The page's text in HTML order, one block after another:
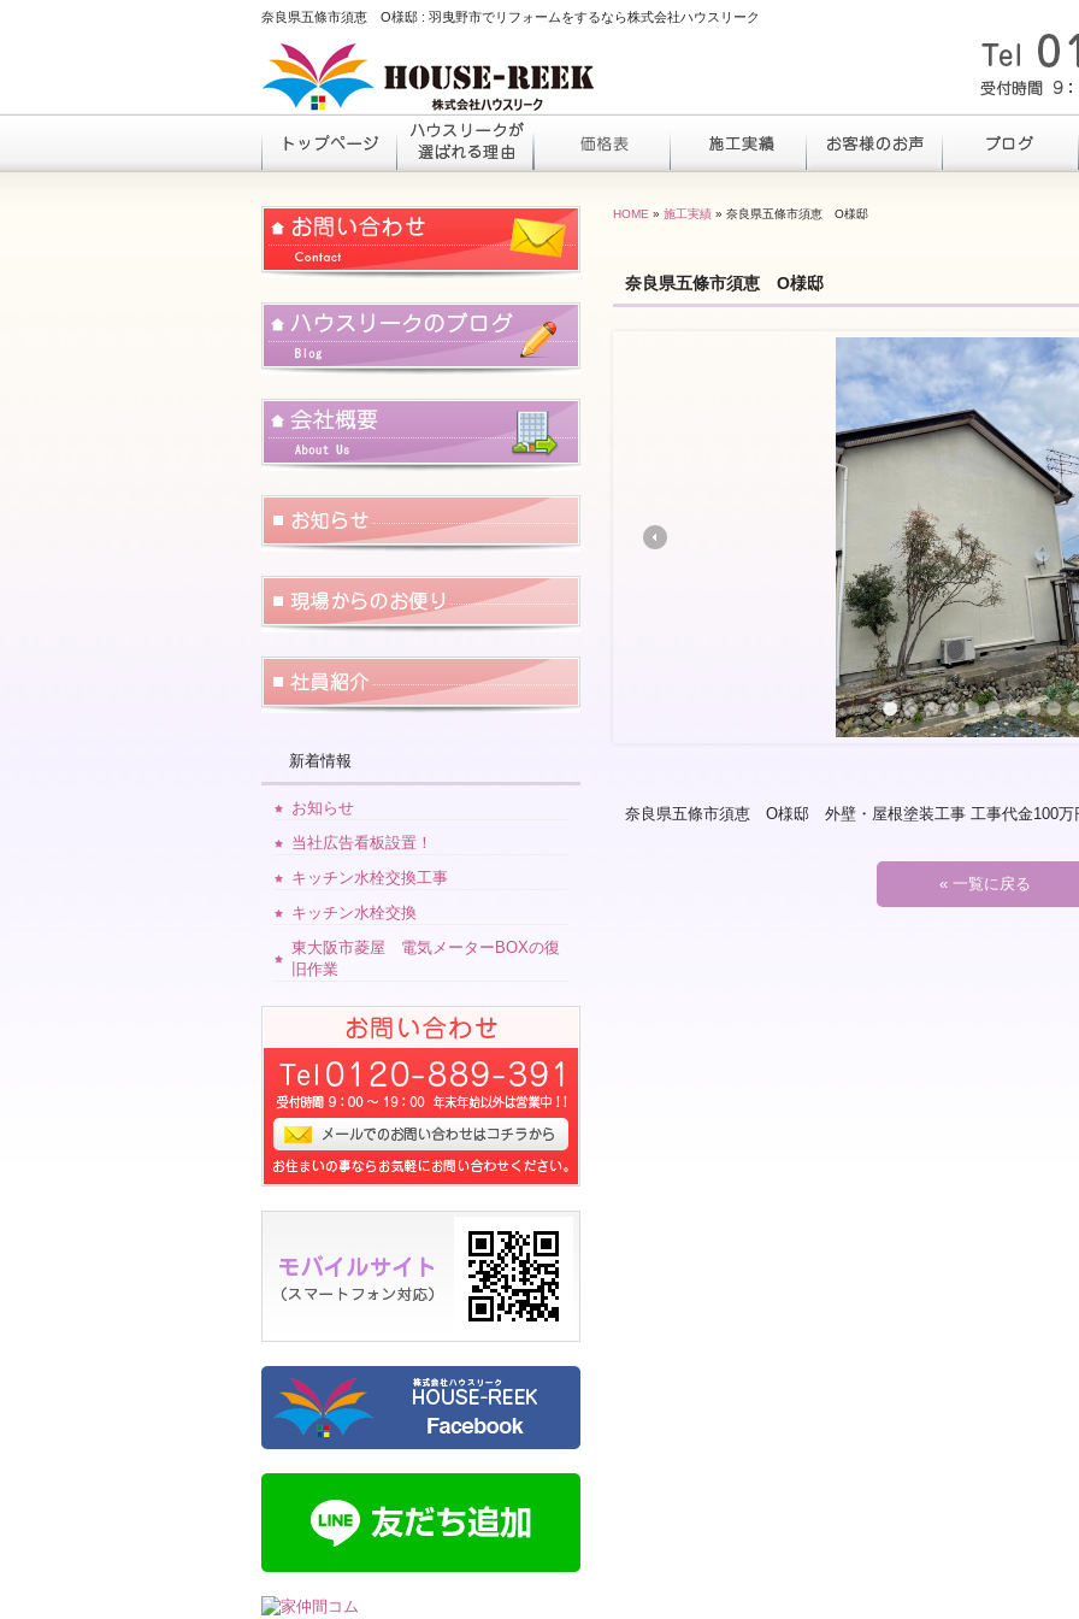
奈良県五條市須恵 O様邸 : 羽曳野市でリフォームをするなら株式会社ハウスリーク
HOME » 施工実績 » 奈良県五條市須恵 O様邸
奈良県五條市須恵 O様邸
奈良県五條市須恵 O様邸 外壁・屋根塗装工事 工事代金100万
« 一覧に戻る
新着情報
お知らせ
当社広告看板設置！
キッチン水栓交換工事
キッチン水栓交換
東大阪市菱屋 電気メーターBOXの復
旧作業